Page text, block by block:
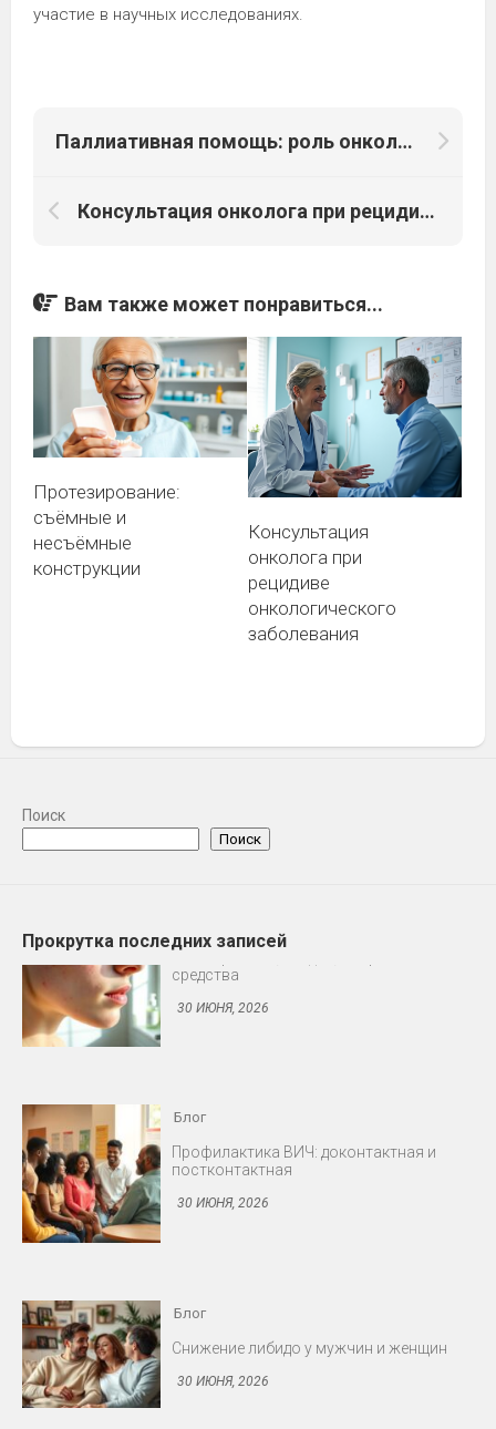
участие в научных исследованиях.
Паллиативная помощь: роль онколога в улучшении качества жизни
Консультация онколога при рецидиве онкологического заболевания
Вам также может понравиться...
Протезирование:
съёмные и
несъёмные
конструкции
Консультация
онколога при
рецидиве
онкологического
заболевания
Поиск
Поиск
Прокрутка последних записей
Блог